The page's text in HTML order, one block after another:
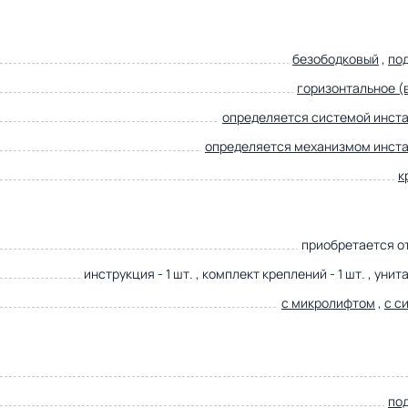
безободковый ,
горизонтальное
определяется системой
определяется механизмом
приобретается
инструкция - 1 шт. , комплект креплений - 1 шт. ,
с микролифтом , с